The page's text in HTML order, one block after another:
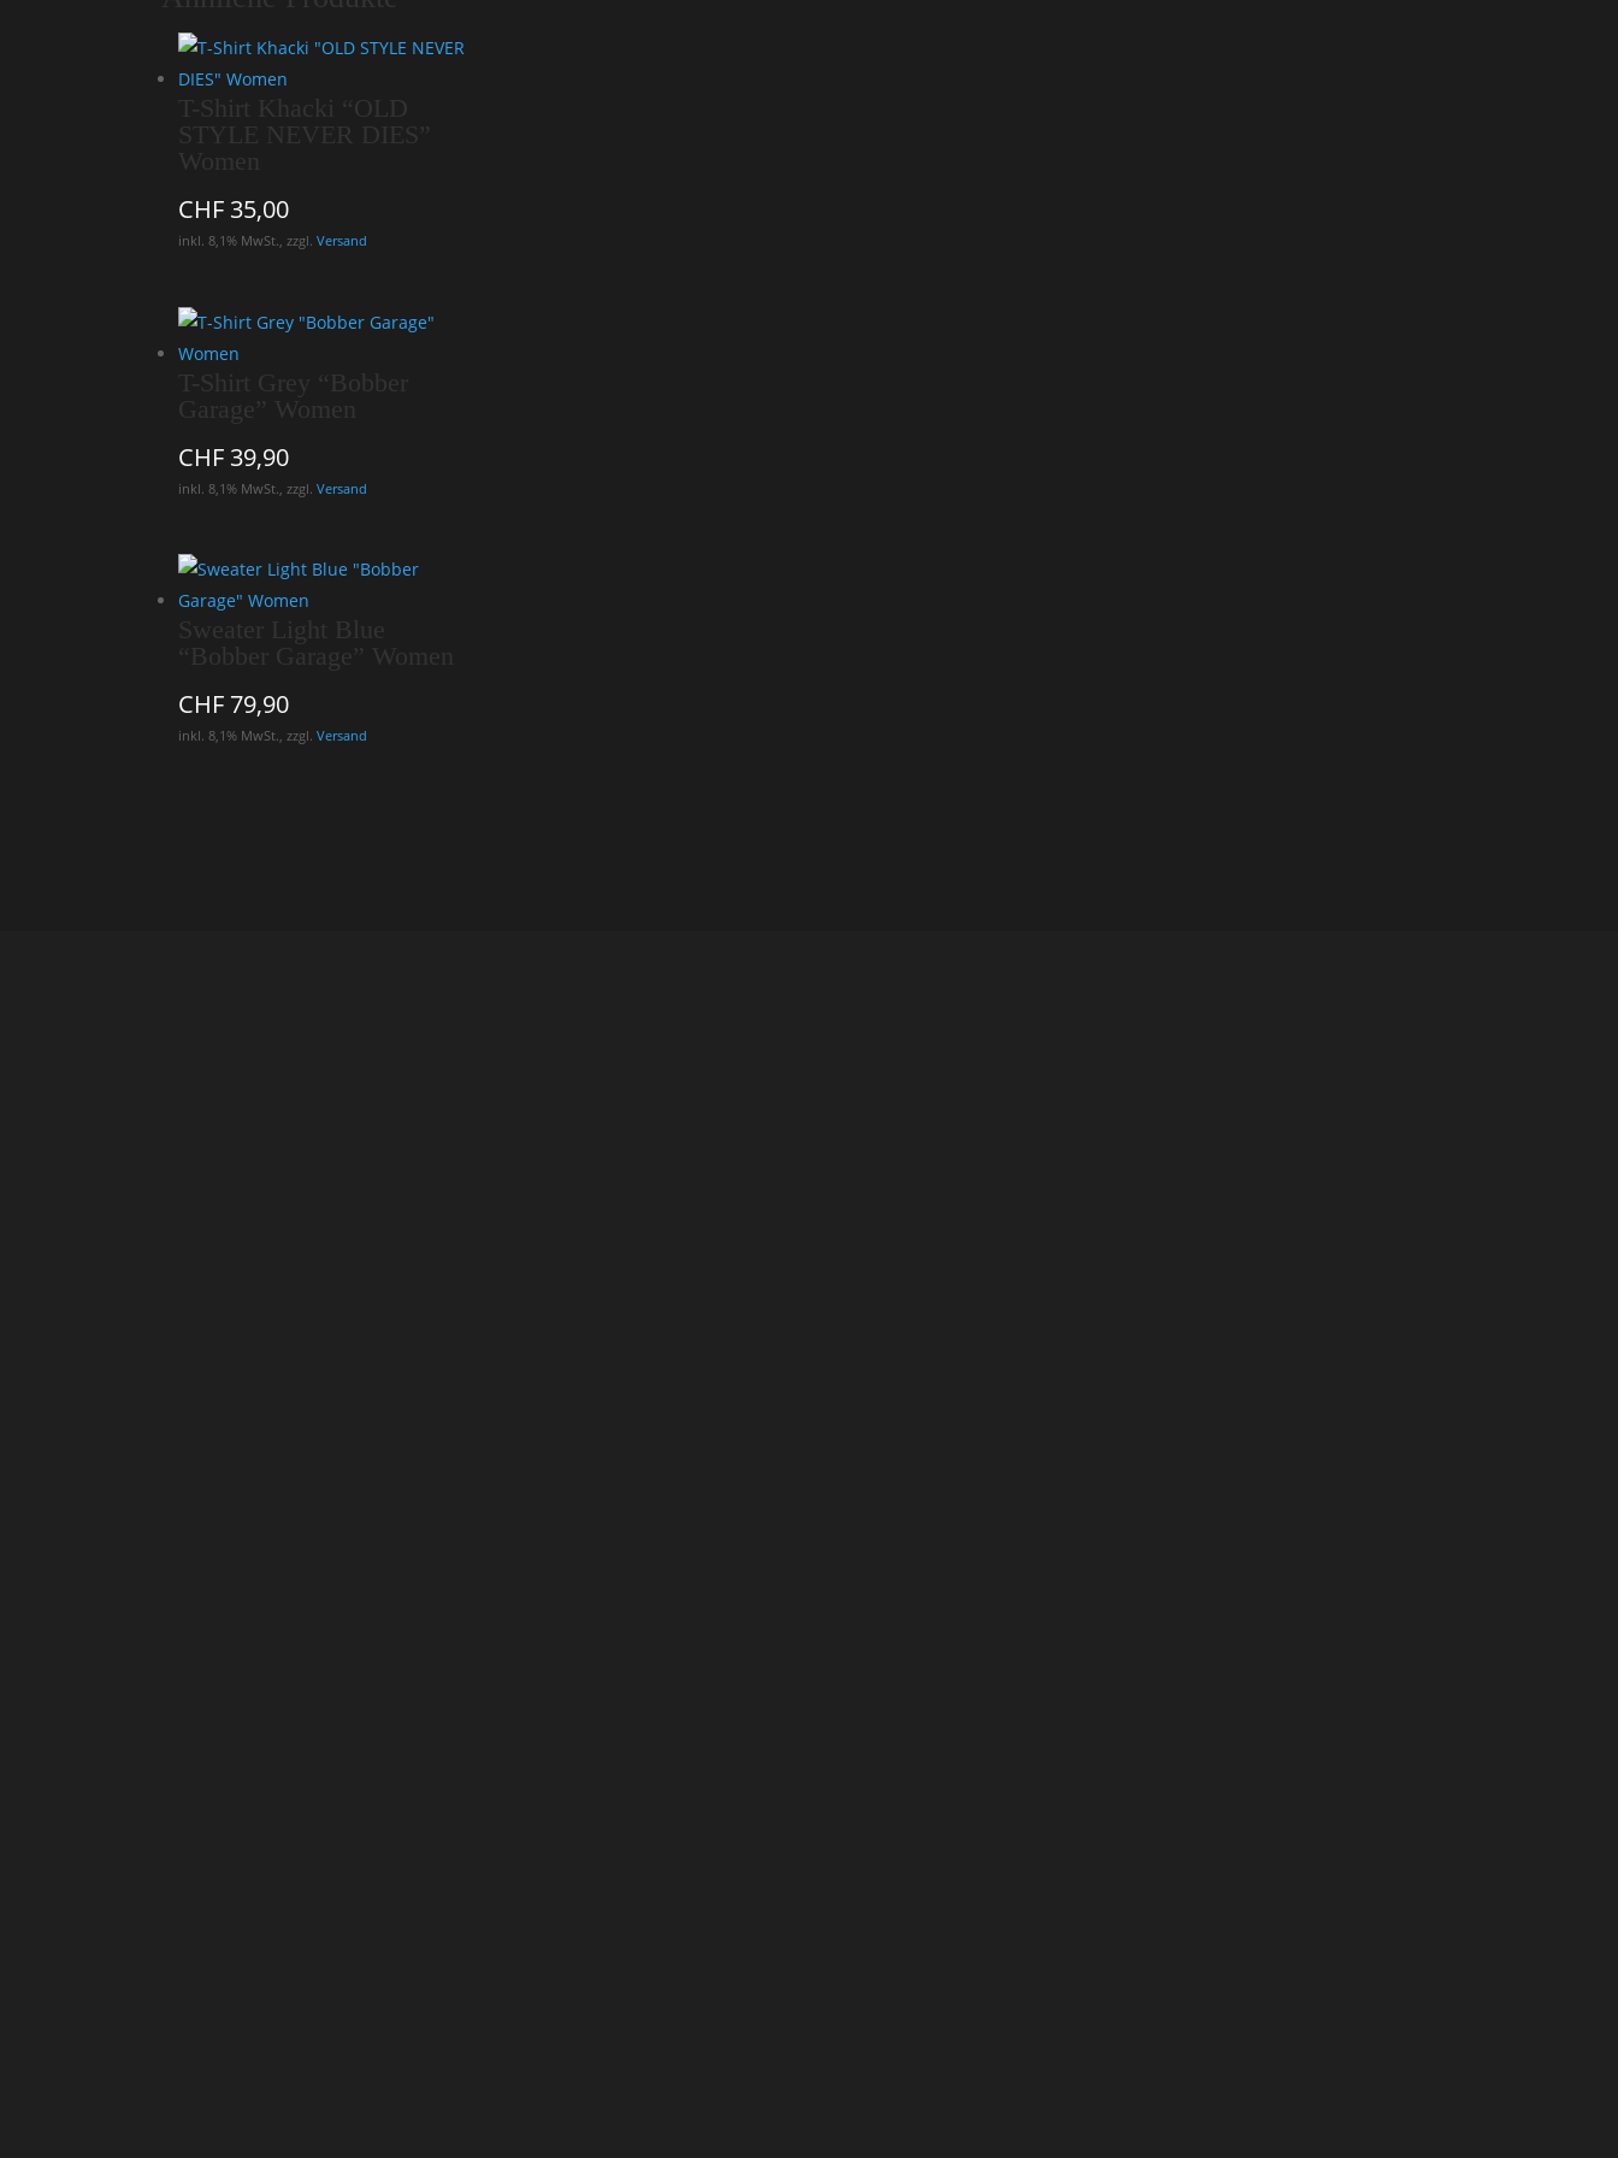
T-Shirt Khacki “OLD
STYLE NEVER DIES”
Women
CHF 35,00
inkl. 8,1% MwSt., zzgl.Versand
T-Shirt Grey “Bobber
Garage” Women
CHF 39,90
inkl. 8,1% MwSt., zzgl.Versand
Sweater Light Blue
“Bobber Garage” Women
CHF 79,90
inkl. 8,1% MwSt., zzgl.Versand